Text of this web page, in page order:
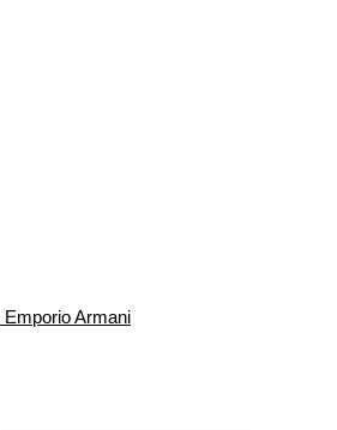
Emporio Armani